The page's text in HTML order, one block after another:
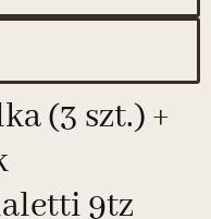
(3 szt.) +
9tz